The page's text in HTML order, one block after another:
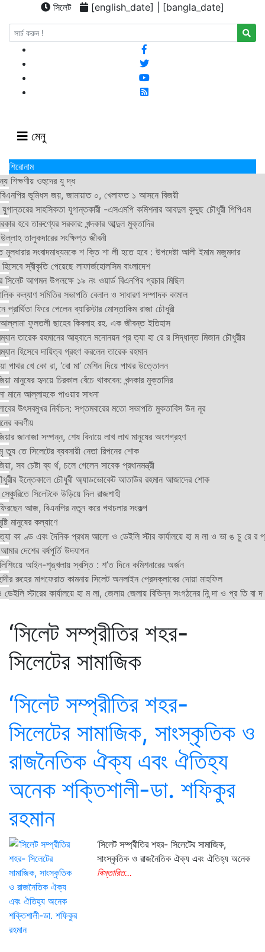
সিলেট [english_date] | [bangla_date]
মেনু
শিরোনাম
শিক্ষণীয় ওহুদের যু দ্ধ
ভূমিধস জয়, জামায়াত ০, খেলাফত ১ আসনে বিজয়ী
সাহসিকতা যুগান্তকারী -এসএমপি কমিশনার আবদুল কুদ্দুছ চৌধুরী পিপিএম
হবে তারুণ্যের সরকার: খন্দকার আব্দুল মুক্তাদির
তালুকদারের সংক্ষিপ্ত জীবনী
সংবাদমাধ্যমকে শ ক্তি শা লী হতে হবে : উপদেষ্টা আলী ইমাম মজুমদার
স্বীকৃতি পেয়েছে লাফার্জহোলসিম বাংলাদেশ
সিলেট আগমন উপলক্ষে ১৯ নং ওয়ার্ড বিএনপির প্রচার মিছিল
কল্যাণ সমিতির সভাপতি বেলাল ও সাধারণ সম্পাদক কামাল
ফিরে পেলেন ব্যারিস্টার মোস্তাকিম রাজা চৌধুরী
ফুলতলী ছাহেব কিবলাহ রহ. এক জীবন্ত ইতিহাস
তারেক রহমানের আহ্বানে মনোনয়ন প্র ত্যা হা রে র সিদ্ধান্ত মিজান চৌধুরীর
হিসেবে দায়িত্ব গ্রহণ করলেন তারেক রহমান
পাথর খে কো রা, ‘বো মা’ মেশিন দিয়ে পাথর উত্তোলন
মানুষের হৃদয়ে চিরকাল বেঁচে থাকবেন: খন্দকার মুক্তাদির
মানে আল্লাহকে পাওয়ার সাধনা
উৎসবমুখর নির্বাচন: সপ্তমবারের মতো সভাপতি মুকতাবিস উন নূর
করণীয়
জানাজা সম্পন্ন, শেষ বিদায়ে লাখ লাখ মানুষের অংশগ্রহণ
ত্যু তে সিলেটের ব্যবসায়ী নেতা রিপনের শোক
সব চেষ্টা ব্য র্থ, চলে গেলেন সাবেক প্রধানমন্ত্রী
ইন্তেকালে চৌধুরী অ্যাডভোকেট আতাউর রহমান আজাদের শোক
সিলেটকে উড়িয়ে দিল রাজশাহী
আজ, বিএনপির নতুন করে পথচলার সংকল্প
মানুষের কল্যাণে
কা ণ্ড এবং দৈনিক প্রথম আলো ও ডেইলি স্টার কার্যালয়ে হা ম লা ও ভা ঙ চু রে র
দেশের বর্ষপূর্তি উদযাপন
আইন-শৃঙ্খলায় স্বস্তি : শ’ত দিনে কমিশনারের অর্জন
রুহের মাগফেরাত কামনায় সিলেট অনলাইন প্রেসক্লাবের দোয়া মাহফিল
স্টারের কার্যালয়ে হা ম লা, জেলায় জেলায় বিভিন্ন সংগঠনের নি ন্দা ও প্র তি বা দ
‘সিলেট সম্প্রীতির শহর-
সিলেটের সামাজিক
‘সিলেট সম্প্রীতির শহর-
সিলেটের সামাজিক, সাংস্কৃতিক ও
রাজনৈতিক ঐক্য এবং ঐতিহ্য
অনেক শক্তিশালী-ডা. শফিকুর
রহমান
‘সিলেট সম্প্রীতির শহর- সিলেটের সামাজিক,
সাংস্কৃতিক ও রাজনৈতিক ঐক্য এবং ঐতিহ্য অনেক
বিস্তারিত...